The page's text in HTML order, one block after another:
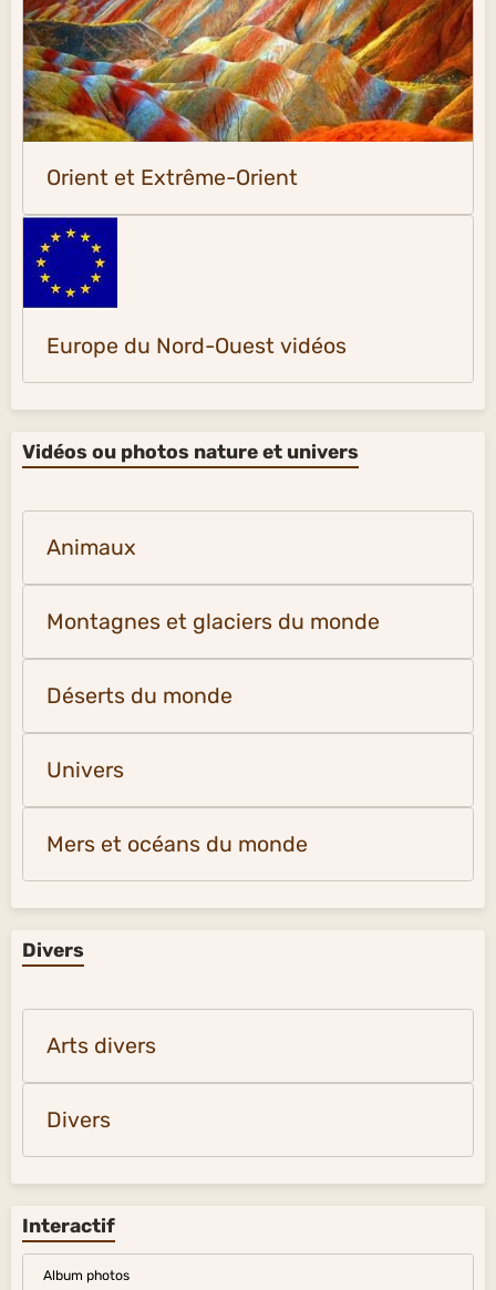
Orient et Extrême-Orient
Europe du Nord-Ouest vidéos
Vidéos ou photos nature et univers
Animaux
Montagnes et glaciers du monde
Déserts du monde
Univers
Mers et océans du monde
Divers
Arts divers
Divers
Interactif
Album photos